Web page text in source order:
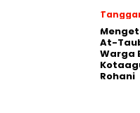
At-
Warga
Rohani